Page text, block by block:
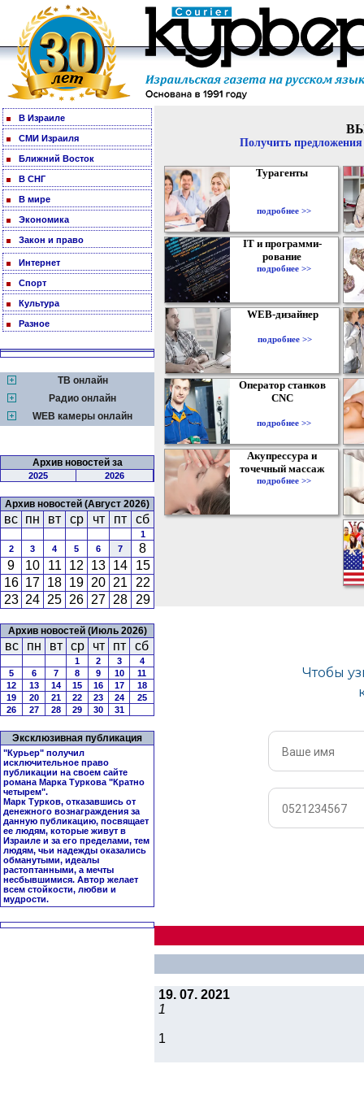
В Израиле
СМИ Израиля
Ближний Восток
В СНГ
В мире
Экономика
Закон и право
Интернет
Спорт
Культура
Разное
ТВ онлайн
Радио онлайн
WEB камеры онлайн
Архив новостей за
2025 2026
Архив новостей (Август 2026)
вс пн вт ср чт пт сб
1
2
3 4 5 6 7
8
9
10 11 12 13 14
15
16 17 18 19 20 21
22
23 24 25 26 27 28 29
Архив новостей (Июль 2026)
вс пн вт ср чт пт сб
1 2 3
4
5
6 7 8 9 10
11
12
13 14 15 16 17
18
19
20 21 22 23 24
25
26
27 28 29 30 31
Эксклюзивная публикация
"Курьер" получил
исключительное право
публикации на своем сайте
романа Марка Туркова "Кратно
четырем".
Марк Турков, отказавшись от
денежного вознаграждения за
данную публикацию, посвящает
ее людям, которые живут в
Израиле и за его пределами, тем
людям, чьи надежды оказались
обманутыми, идеалы
растоптанными, а мечты
несбывшимися. Автор желает
всем стойкости, любви и
мудрости.
Получить
Турагенты
подробнее >>
IT и программи-
рование
подробнее >>
WEB-дизайнер
подробнее >>
Оператор станков
CNC
подробнее >>
Акупрессура и
точечный массаж
подробнее >>
19. 07. 2021
1
1